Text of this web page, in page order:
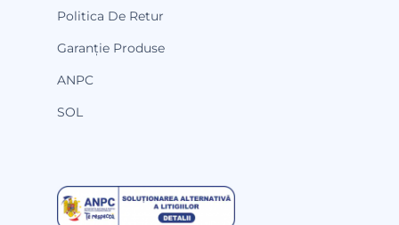
Politica De Retur
Garanție Produse
ANPC
SOL